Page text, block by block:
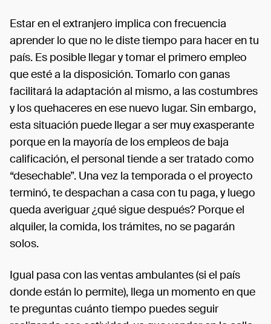
Estar en el extranjero implica con frecuencia
aprender lo que no le diste tiempo para hacer en tu
país. Es posible llegar y tomar el primero empleo
que esté a la disposición. Tomarlo con ganas
facilitará la adaptación al mismo, a las costumbres
y los quehaceres en ese nuevo lugar. Sin embargo,
esta situación puede llegar a ser muy exasperante
porque en la mayoría de los empleos de baja
calificación, el personal tiende a ser tratado como
“desechable”. Una vez la temporada o el proyecto
terminó, te despachan a casa con tu paga, y luego
queda averiguar ¿qué sigue después? Porque el
alquiler, la comida, los trámites, no se pagarán
solos.
Igual pasa con las ventas ambulantes (si el país
donde están lo permite), llega un momento en que
te preguntas cuánto tiempo puedes seguir